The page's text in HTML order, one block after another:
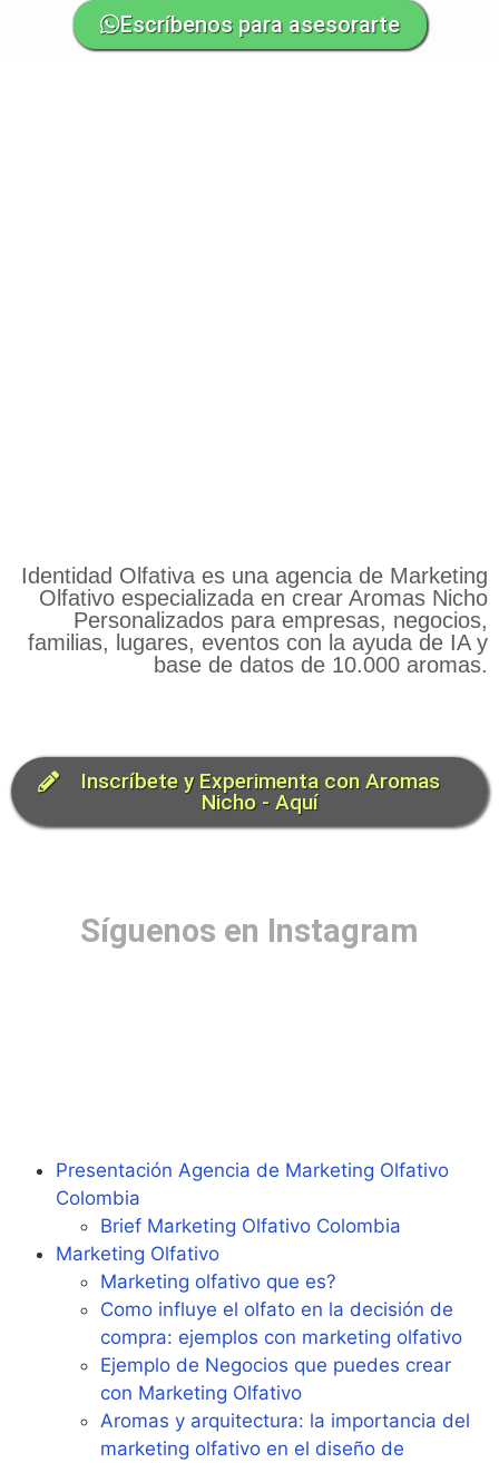
Escríbenos para asesorarte
Identidad Olfativa es una agencia de Marketing
Olfativo especializada en crear Aromas Nicho
Personalizados para empresas, negocios,
familias, lugares, eventos con la ayuda de IA y
base de datos de 10.000 aromas.
Inscríbete y Experimenta con Aromas
Nicho - Aquí
Síguenos en Instagram
Presentación Agencia de Marketing Olfativo
Colombia
Brief Marketing Olfativo Colombia
Marketing Olfativo
Marketing olfativo que es?
Como influye el olfato en la decisión de
compra: ejemplos con marketing olfativo
Ejemplo de Negocios que puedes crear
con Marketing Olfativo
Aromas y arquitectura: la importancia del
marketing olfativo en el diseño de